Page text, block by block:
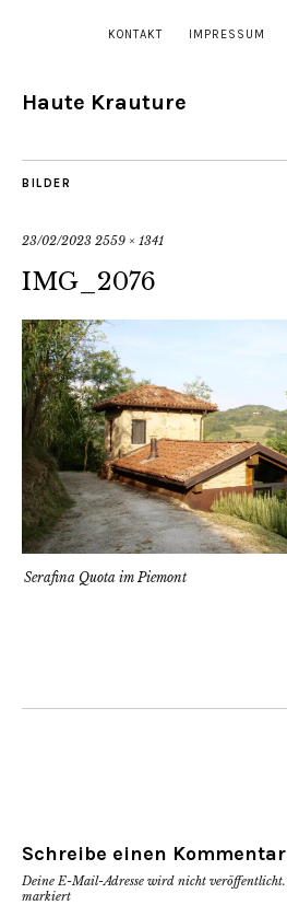
KONTAKT IMPRESSUM
Haute Krauture
BILDER
23/02/2023 2559 × 1341
IMG_2076
Serafina Quota im Piemont
Schreibe einen Kommentar
Deine E-Mail-Adresse wird nicht veröffentlicht.
markiert